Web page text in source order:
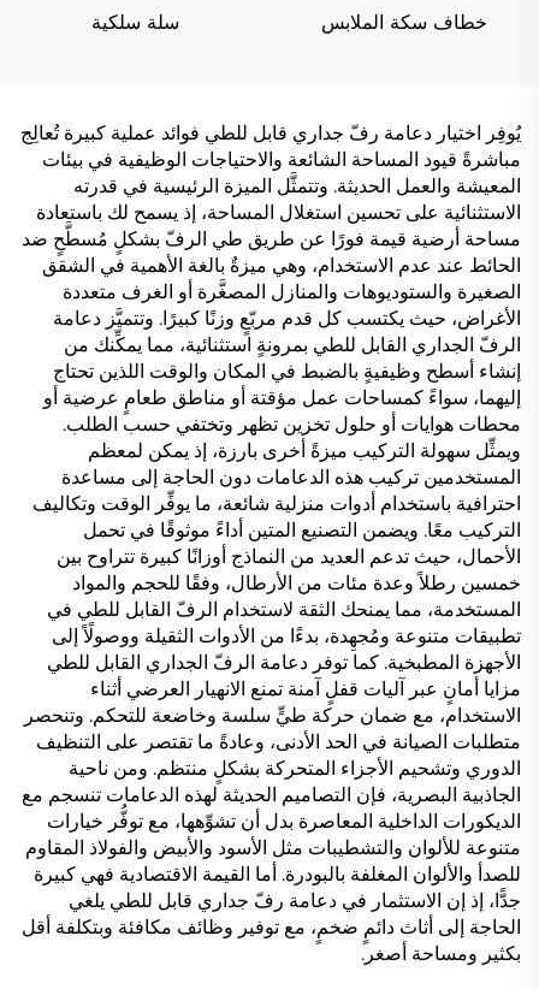
خطاف سكة الملابس سلة سلكية
يُوفِر اختيار دعامة رفّ جداري قابل للطي فوائد عملية كبيرة تُعالِج
مباشرةً قيود المساحة الشائعة والاحتياجات الوظيفية في بيئات
المعيشة والعمل الحديثة. وتتمثَّل الميزة الرئيسية في قدرته
الاستثنائية على تحسين استغلال المساحة، إذ يسمح لك باستعادة
مساحة أرضية قيمة فورًا عن طريق طي الرفّ بشكلٍ مُسطَّحٍ ضد
الحائط عند عدم الاستخدام، وهي ميزةٌ بالغة الأهمية في الشقق
الصغيرة والستوديوهات والمنازل المصغَّرة أو الغرف متعددة
الأغراض، حيث يكتسب كل قدم مربّعٍ وزنًا كبيرًا. وتتميَّز دعامة
الرفّ الجداري القابل للطي بمرونةٍ استثنائية، مما يمكِّنك من
إنشاء أسطح وظيفيةٍ بالضبط في المكان والوقت اللذين تحتاج
إليهما، سواءً كمساحات عمل مؤقتة أو مناطق طعامٍ عرضية أو
محطات هوايات أو حلول تخزين تظهر وتختفي حسب الطلب.
ويمثِّل سهولة التركيب ميزةً أخرى بارزة، إذ يمكن لمعظم
المستخدمين تركيب هذه الدعامات دون الحاجة إلى مساعدة
احترافية باستخدام أدوات منزلية شائعة، ما يوفِّر الوقت وتكاليف
التركيب معًا. ويضمن التصنيع المتين أداءً موثوقًا في تحمل
الأحمال، حيث تدعم العديد من النماذج أوزانًا كبيرة تتراوح بين
خمسين رطلاً وعدة مئات من الأرطال، وفقًا للحجم والمواد
المستخدمة، مما يمنحك الثقة لاستخدام الرفّ القابل للطي في
تطبيقات متنوعة ومُجهِدة، بدءًا من الأدوات الثقيلة ووصولًاً إلى
الأجهزة المطبخية. كما توفر دعامة الرفّ الجداري القابل للطي
مزايا أمانٍ عبر آليات قفلٍ آمنة تمنع الانهيار العرضي أثناء
الاستخدام، مع ضمان حركة طيٍّ سلسة وخاضعة للتحكم. وتنحصر
متطلبات الصيانة في الحد الأدنى، وعادةً ما تقتصر على التنظيف
الدوري وتشحيم الأجزاء المتحركة بشكلٍ منتظم. ومن ناحية
الجاذبية البصرية، فإن التصاميم الحديثة لهذه الدعامات تنسجم مع
الديكورات الداخلية المعاصرة بدل أن تشوِّهها، مع توفُّر خيارات
متنوعة للألوان والتشطيبات مثل الأسود والأبيض والفولاذ المقاوم
للصدأ والألوان المغلفة بالبودرة. أما القيمة الاقتصادية فهي كبيرة
جدًّا، إذ إن الاستثمار في دعامة رفّ جداري قابل للطي يلغي
الحاجة إلى أثاث دائمٍ ضخمٍ، مع توفير وظائف مكافئة وبتكلفة أقل
بكثير ومساحة أصغر.